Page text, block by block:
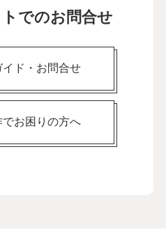
でのお問合せ
イド・お問合せ
お困りの方へ